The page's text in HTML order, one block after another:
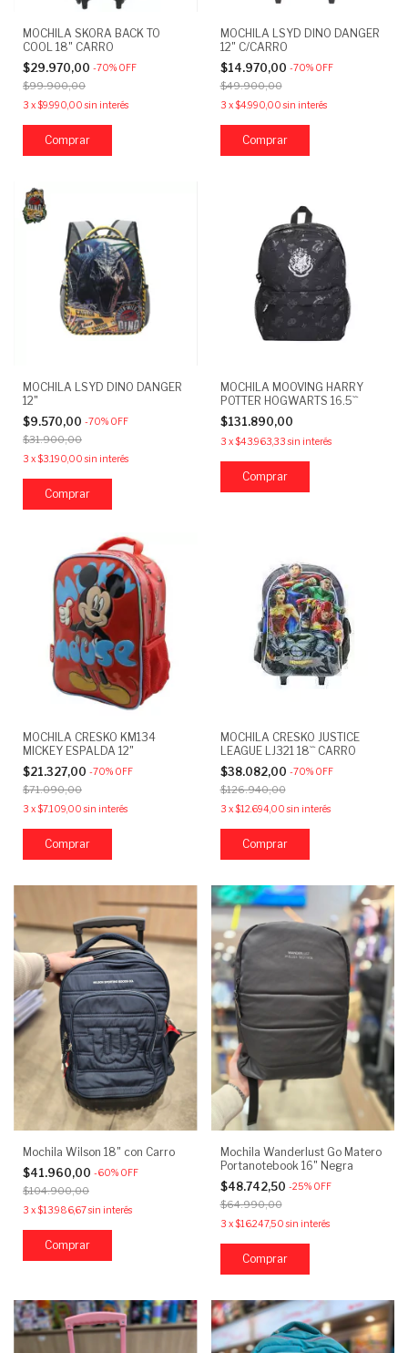
MOCHILA SKORA BACK TO
COOL 18" CARRO
$29.970,00 -70% OFF
$99.900,00
3 x$9.990,00 sin interés
Comprar
MOCHILA LSYD DINO DANGER
12" C/CARRO
$14.970,00 -70% OFF
$49.900,00
3 x$4.990,00 sin interés
MOCHILA LSYD DINO DANGER
12"
$9.570,00 -70% OFF
$31.900,00
3 x$3.190,00 sin interés
Comprar
MOCHILA MOOVING HARRY
POTTER HOGWARTS 16.5``
$131.890,00
3 x$43.963,33 sin interés
MOCHILA CRESKO KM134
MICKEY ESPALDA 12"
$21.327,00 -70% OFF
$71.090,00
3 x$7.109,00 sin interés
MOCHILA CRESKO JUSTICE
LEAGUE LJ321 18`` CARRO
$38.082,00 -70% OFF
$126.940,00
3 x$12.694,00 sin interés
Mochila Wilson 18" con Carro
$41.960,00 -60% OFF
$104.900,00
3 x$13.986,67sin interés
Mochila Wanderlust Go Matero
Portanotebook 16" Negra
$48.742,50 -25% OFF
$64.990,00
3 x$16.247,50 sin interés